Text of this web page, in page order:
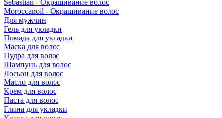
Sebastian - Окрашивание волос
Moroccanoil - Окрашивание волос
Для мужчин
Гель для укладки
Помада для укладки
Маска для волос
Пудра для волос
Шампунь для волос
Лосьон для волос
Масло для волос
Крем для волос
Паста для волос
Глина для укладки